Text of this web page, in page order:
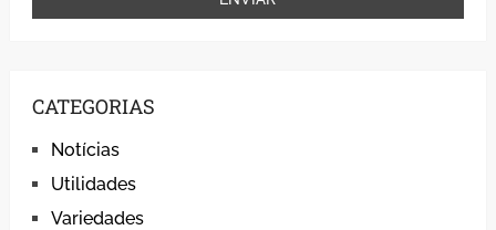
CATEGORIAS
Notícias
Utilidades
Variedades